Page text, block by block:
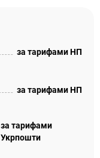
за тарифами НП
за тарифами НП
за тарифами
Укрпошти